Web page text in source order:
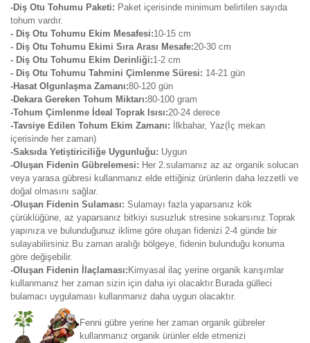
-Diş Otu Tohumu Paketi: Paket içerisinde minimum belirtilen sayıda
tohum vardır.
- Diş Otu Tohumu Ekim Mesafesi:10-15 cm
- Diş Otu Tohumu Ekimi Sıra Arası Mesafe:20-30 cm
- Diş Otu Tohumu Ekim Derinliği:1-2 cm
- Diş Otu Tohumu Tahmini Çimlenme Süresi: 14-21 gün
-Hasat Olgunlaşma Zamanı:80-120 gün
-Dekara Gereken Tohum Miktarı:80-100 gram
-Tohum Çimlenme İdeal Toprak Isısı:20-24 derece
-Tavsiye Edilen Tohum Ekim Zamanı:
İlkbahar, Yaz(İç mekan
içerisinde her zaman)
-Saksıda Yetiştiriciliğe Uygunluğu: Uygun
-Oluşan Fidenin Gübrelemesi: Her 2.sulamanız az az organik solucan
veya yarasa gübresi kullanmanız elde ettiğiniz ürünlerin daha lezzetli ve
doğal olmasını sağlar.
-Oluşan Fidenin Sulaması: Sulamayı fazla yaparsanız kök
çürüklüğüne, az yaparsanız bitkiyi susuzluk stresine sokarsınız.Toprak
yapınıza ve bulunduğunuz iklime göre oluşan fidenizi 2-4 günde bir
sulayabilirsiniz.Bu zaman aralığı bölgeye, fidenin bulunduğu konuma
göre değişebilir.
-Oluşan Fidenin İlaçlaması: Kimyasal ilaç yerine organik karışımlar
kullanmanız her zaman sizin için daha iyi olacaktır.Burada gülleci
bulamacı uygulaması kullanmanız daha uygun olacaktır.
Fenni gübre yerine her zaman organik gübreler
kullanmanız organik ürünler elde etmenizi